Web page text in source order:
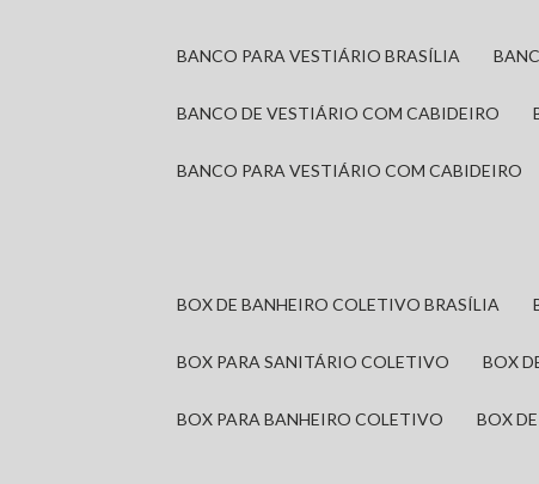
BANCO PARA VESTIÁRIO BRASÍLIA
BANCO DE VESTIÁRIO COM CABIDEIRO
BANCO PARA VESTIÁRIO COM CABIDEIRO
BOX DE BANHEIRO COLETIVO BRASÍLIA
BOX PARA SANITÁRIO COLETIVO BOX
BOX PARA BANHEIRO COLETIVO BOX